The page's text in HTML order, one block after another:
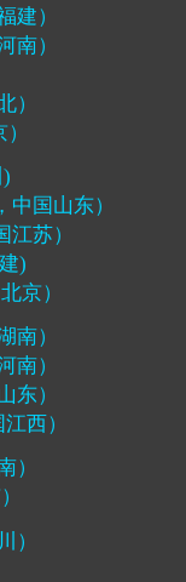
建）
南）
）
)
国山东）
苏）
)
京）
南）
南）
东）
西）
）
）